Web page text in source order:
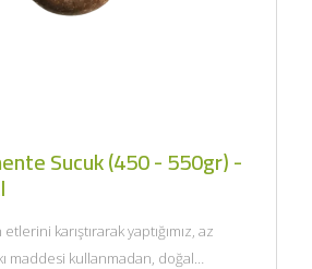
Sucuk (450 - 550gr) -
karıştırarak yaptığımız, az
maddesi kullanmadan, doğal